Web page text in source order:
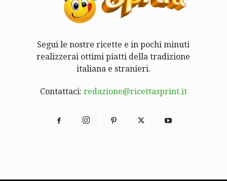
Segui le nostre ricette e in pochi minuti
realizzerai ottimi piatti della tradizione
italiana e stranieri.
Contattaci: redazione@ricettasprint.it